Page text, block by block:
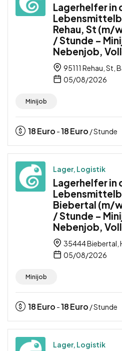
Lagerhelfer in
Rehau, St (m/
/ Stunde –
Nebenjob,
95111 Rehau, St,
05/08/2026
Minijob
18Euro -18Euro / Stunde
Lager, Logistik
Lagerhelfer in
Biebertal (m/
/ Stunde –
Nebenjob,
35444 Biebertal,
05/08/2026
Minijob
18Euro -18Euro / Stunde
Lager, Logistik